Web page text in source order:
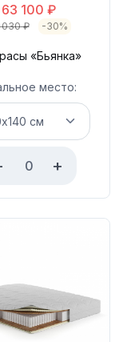
63 100 ₽
030₽ -30%
«Бьянка»
место:
+